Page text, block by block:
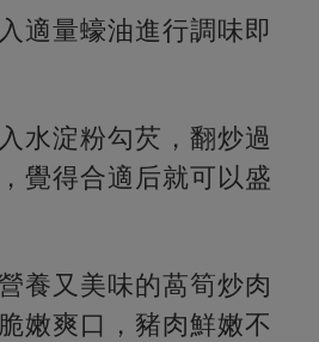
適量蠔油進行調味即
水淀粉勾芡，翻炒過
覺得合適后就可以盛
養又美味的萵筍炒肉
嫩爽口，豬肉鮮嫩不